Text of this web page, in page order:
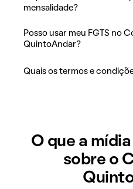
mensalidade?
Posso usar meu FGTS no
QuintoAndar?
Quais os termos e
O que a
sobre o